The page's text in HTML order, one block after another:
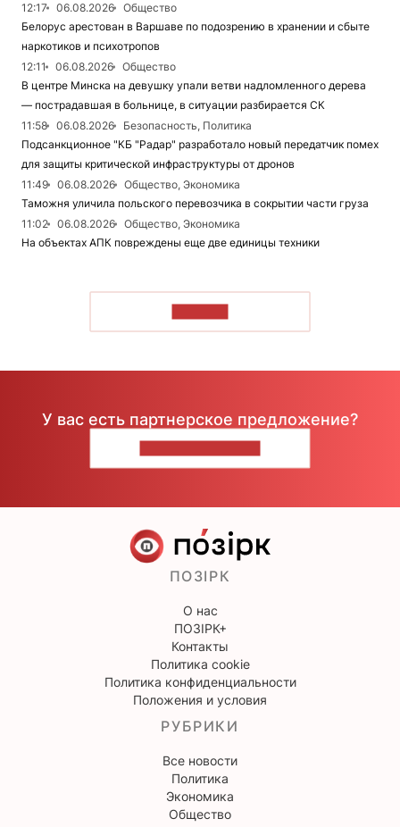
12:17
06.08.2026
Общество
Белорус арестован в Варшаве по подозрению в хранении и сбыте
наркотиков и психотропов
12:11
06.08.2026
Общество
В центре Минска на девушку упали ветви надломленного дерева
— пострадавшая в больнице, в ситуации разбирается СК
11:58
06.08.2026
Безопасность, Политика
Подсанкционное "КБ "Радар" разработало новый передатчик помех
для защиты критической инфраструктуры от дронов
11:49
06.08.2026
Общество, Экономика
Таможня уличила польского перевозчика в сокрытии части груза
11:02
06.08.2026
Общество, Экономика
На объектах АПК повреждены еще две единицы техники
У вас есть партнерское предложение?
ПОЗІРК
О нас
ПОЗІРК+
Контакты
Политика cookie
Политика конфиденциальности
Положения и условия
РУБРИКИ
Все новости
Политика
Экономика
Общество